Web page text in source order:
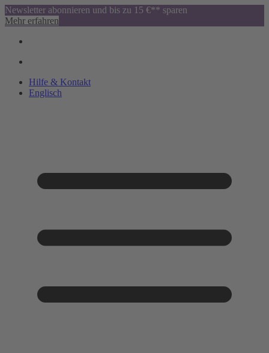
Newsletter abonnieren und bis zu 15 €** sparen
Mehr erfahren
Hilfe & Kontakt
Englisch